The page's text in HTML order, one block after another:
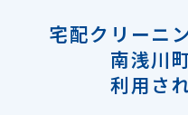
宅配クリーニ
南浅川
利用さ